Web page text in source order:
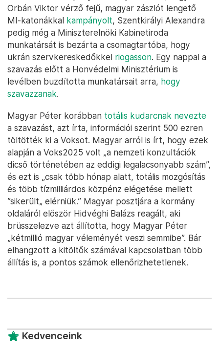
Orbán Viktor vérző fejű, magyar zászlót lengető
MI-katonákkal kampányolt, Szentkirályi Alexandra
pedig még a Miniszterelnöki Kabinetiroda
munkatársát is bezárta a csomagtartóba, hogy
ukrán szervkereskedőkkel riogasson. Egy nappal a
szavazás előtt a Honvédelmi Minisztérium is
levélben buzdította munkatársait arra, hogy
szavazzanak.
Magyar Péter korábban totális kudarcnak nevezte
a szavazást, azt írta, információi szerint 500 ezren
töltötték ki a Voksot. Magyar arról is írt, hogy ezek
alapján a Voks2025 volt „a nemzeti konzultációk
dicső történetében az eddigi legalacsonyabb szám”,
és ezt is „csak több hónap alatt, totális mozgósítás
és több tízmilliárdos közpénz elégetése mellett
”sikerült„ elérniük.” Magyar posztjára a kormány
oldaláról először Hidvéghi Balázs reagált, aki
brüsszelezve azt állította, hogy Magyar Péter
„kétmillió magyar véleményét veszi semmibe”. Bár
elhangzott a kitöltők számával kapcsolatban több
állítás is, a pontos számok ellenőrizhetetlenek.
Kedvenceink